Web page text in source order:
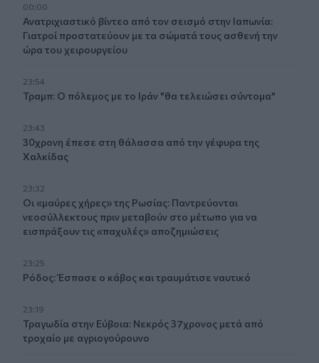
00:00
Ανατριχιαστικό βίντεο από τον σεισμό στην Ιαπωνία:
Γιατροί προστατεύουν με τα σώματά τους ασθενή την
ώρα του χειρουργείου
23:54
Τραμπ: Ο πόλεμος με το Ιράν "θα τελειώσει σύντομα"
23:43
30χρονη έπεσε στη θάλασσα από την γέφυρα της
Χαλκίδας
23:32
Οι «μαύρες χήρες» της Ρωσίας: Παντρεύονται
νεοσύλλεκτους πριν μεταβούν στο μέτωπο για να
εισπράξουν τις «παχυλές» αποζημιώσεις
23:25
Ρόδος: Έσπασε ο κάβος και τραυμάτισε ναυτικό
23:19
Τραγωδία στην Εύβοια: Νεκρός 37χρονος μετά από
τροχαίο με αγριογούρουνο